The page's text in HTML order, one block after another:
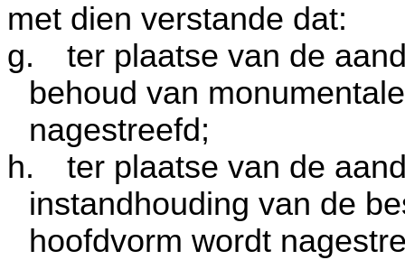
met dien verstande dat:
g.
ter plaatse van de
behoud van
nagestreefd;
h.
ter plaatse van de
instandhouding van de
hoofdvorm wordt